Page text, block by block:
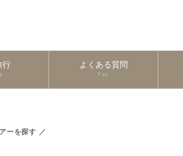
行 よくある質問
Faq
ーを探す ／